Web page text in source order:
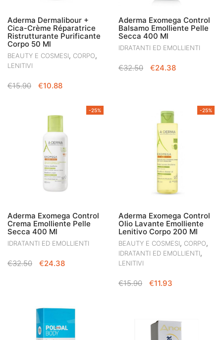
Aderma Dermalibour +
Cica-Crème Réparatrice
Ristrutturante Purificante
Corpo 50 Ml
BEAUTY E COSMESI, CORPO,
LENITIVI
€15.90
IL
ERA:
€10.88IL
ATTUALE
È:
Aderma Exomega Control
Balsamo Emolliente Pelle
Secca 400 Ml
IDRATANTI ED EMOLLIENTI
€32.50
IL
€32.50.
€24.38IL
€24.38.
-25%
Aderma Exomega Control
Crema Emolliente Pelle
Secca 400 Ml
IDRATANTI ED EMOLLIENTI
€32.50
IL
€24.38IL
-25%
Aderma Exomega Control
Olio Lavante Emolliente
Lenitivo Corpo 200 Ml
BEAUTY E COSMESI, CORPO,
IDRATANTI ED EMOLLIENTI,
LENITIVI
€15.90
IL
€15.90.
€11.93
€11.93.